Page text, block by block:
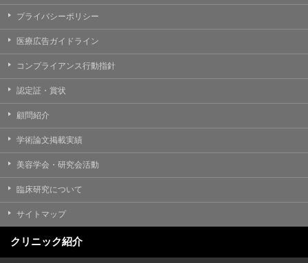
プライバシーポリシー
医療広告ガイドライン
コンプライアンス行動指針
認定証・賞状
顧問紹介
学術論文掲載実績
美容学会・研究会活動
臨床研究について
サイトマップ
クリニック紹介